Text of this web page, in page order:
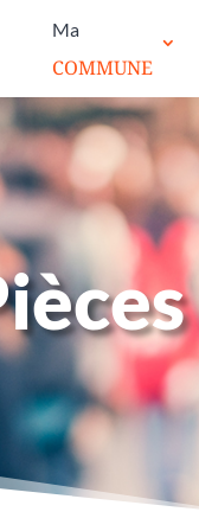
Ma
COMMUNE